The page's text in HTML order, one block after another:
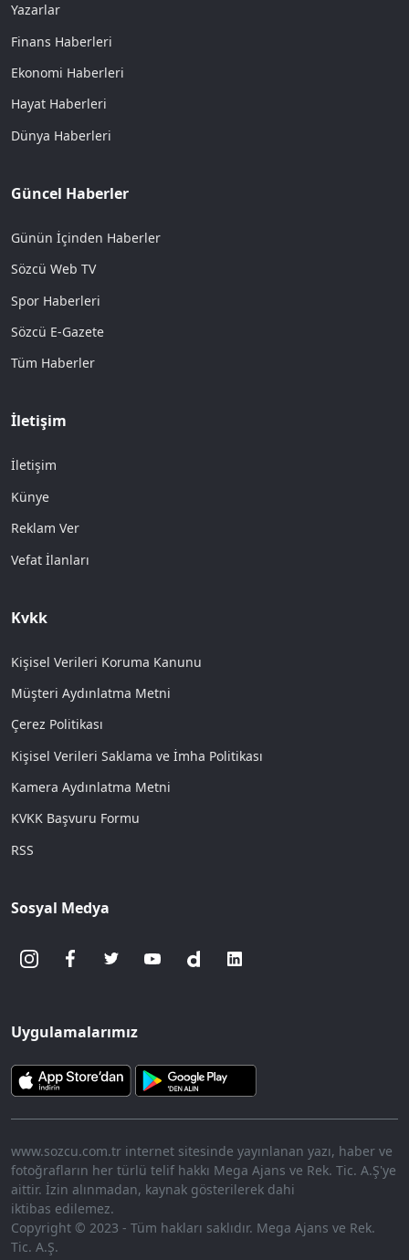
Yazarlar
Finans Haberleri
Ekonomi Haberleri
Hayat Haberleri
Dünya Haberleri
Güncel Haberler
Günün İçinden Haberler
Sözcü Web TV
Spor Haberleri
Sözcü E-Gazete
Tüm Haberler
İletişim
İletişim
Künye
Reklam Ver
Vefat İlanları
Kvkk
Kişisel Verileri Koruma Kanunu
Müşteri Aydınlatma Metni
Çerez Politikası
Kişisel Verileri Saklama ve İmha Politikası
Kamera Aydınlatma Metni
KVKK Başvuru Formu
RSS
Sosyal Medya
Uygulamalarımız
www.sozcu.com.tr internet sitesinde yayınlanan yazı, haber ve
fotoğrafların her türlü telif hakkı Mega Ajans ve Rek. Tic. A.Ş'ye
aittir. İzin alınmadan, kaynak gösterilerek dahi
iktibas edilemez.
Copyright © 2023 - Tüm hakları saklıdır. Mega Ajans ve Rek.
Tic. A.Ş.